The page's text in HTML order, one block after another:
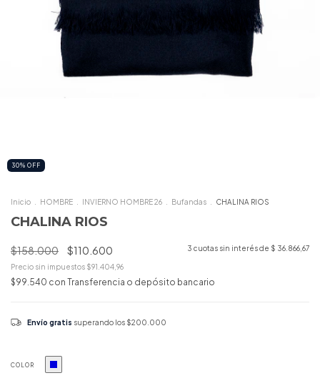
30% OFF
Inicio HOMBRE INVIERNO HOMBRE 26 Bufandas CHALINA RIOS
CHALINA RIOS
$158.000 $110.600 3 cuotas sin interés de $ 36.866,67
Precio sin impuestos $91.404,96
$99.540 con Transferencia o depósito bancario
Envío gratis superando los $200.000
COLOR